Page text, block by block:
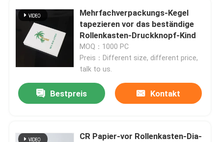
Produkte
Videos
Fabrik-Ausflug
Qualitätskontrolle
Mehrfachverpackungs-Kegel
tapezieren vor das beständige
Rollenkasten-Druckknopf-Kind
MOQ：1000 PC
Preis：Different size, different price,
talk to us.
Bestpreis Kontakt
CR Papier-vor Rollenkasten-Dia-